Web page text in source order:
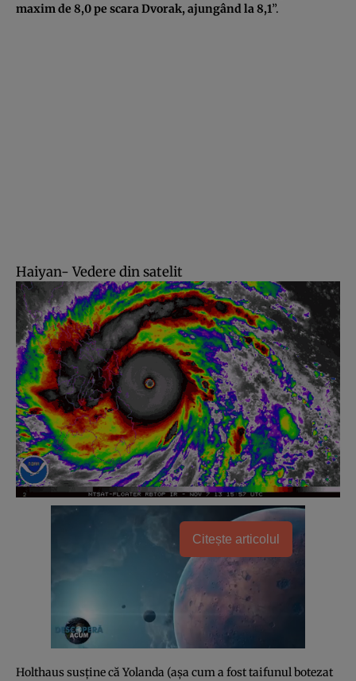
maxim de 8,0 pe scara Dvorak, ajungând la 8,1”.
Haiyan- Vedere din satelit
Citește articolul
Holthaus susţine că Yolanda (aşa cum a fost taifunul botezat